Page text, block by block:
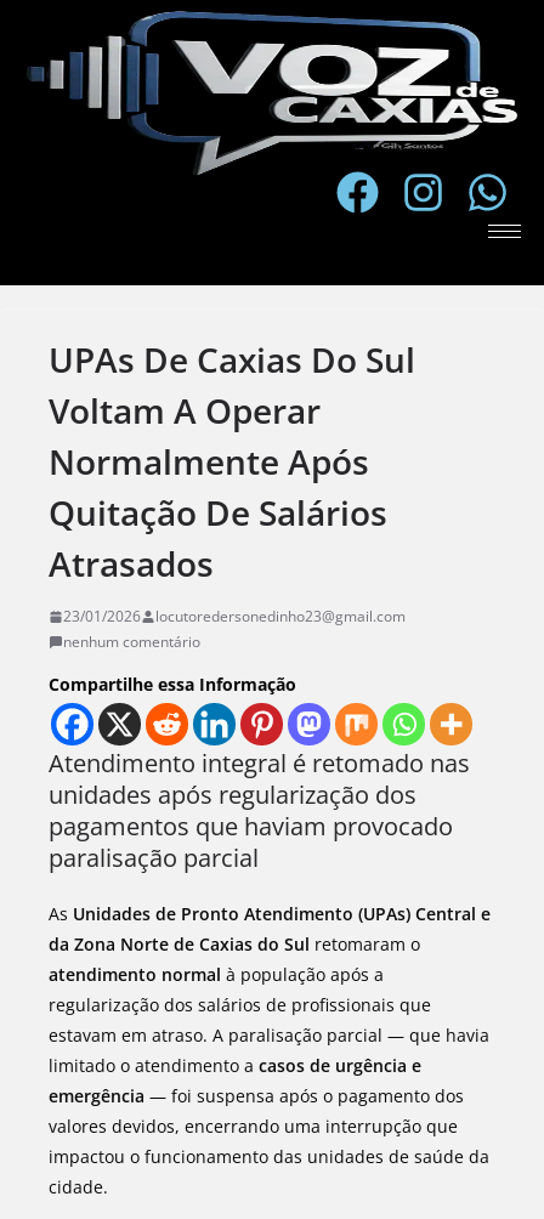
UPAs De Caxias Do Sul
Voltam A Operar
Normalmente Após
Quitação De Salários
Atrasados
23/01/2026
locutoredersonedinho23@gmail.com
nenhum comentário
Compartilhe essa Informação
Atendimento integral é retomado nas
unidades após regularização dos
pagamentos que haviam provocado
paralisação parcial
As Unidades de Pronto Atendimento (UPAs) Central e
da Zona Norte de Caxias do Sul retomaram o
atendimento normal à população após a
regularização dos salários de profissionais que
estavam em atraso. A paralisação parcial — que havia
limitado o atendimento a casos de urgência e
emergência — foi suspensa após o pagamento dos
valores devidos, encerrando uma interrupção que
impactou o funcionamento das unidades de saúde da
cidade.